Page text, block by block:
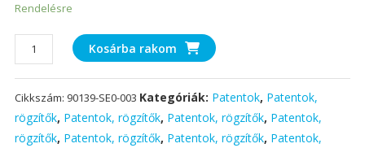
Rendelésre
Lökhárító
csavar
alátéttel
5x25
gyári
mennyiség
Kosárba rakom
Cikkszám: 90139-SE0-003 Kategóriák: Patentok, Patentok,
rögzítők, Patentok, rögzítők, Patentok, rögzítők, Patentok,
rögzítők, Patentok, rögzítők, Patentok, rögzítők, Patentok,